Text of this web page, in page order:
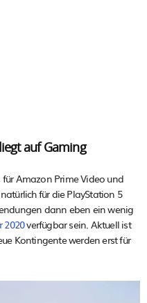
auf Gaming
Amazon Prime Video und
für die PlayStation 5
dann eben ein wenig
2020verfügbar sein. Aktuell ist
Kontingente werden erst für